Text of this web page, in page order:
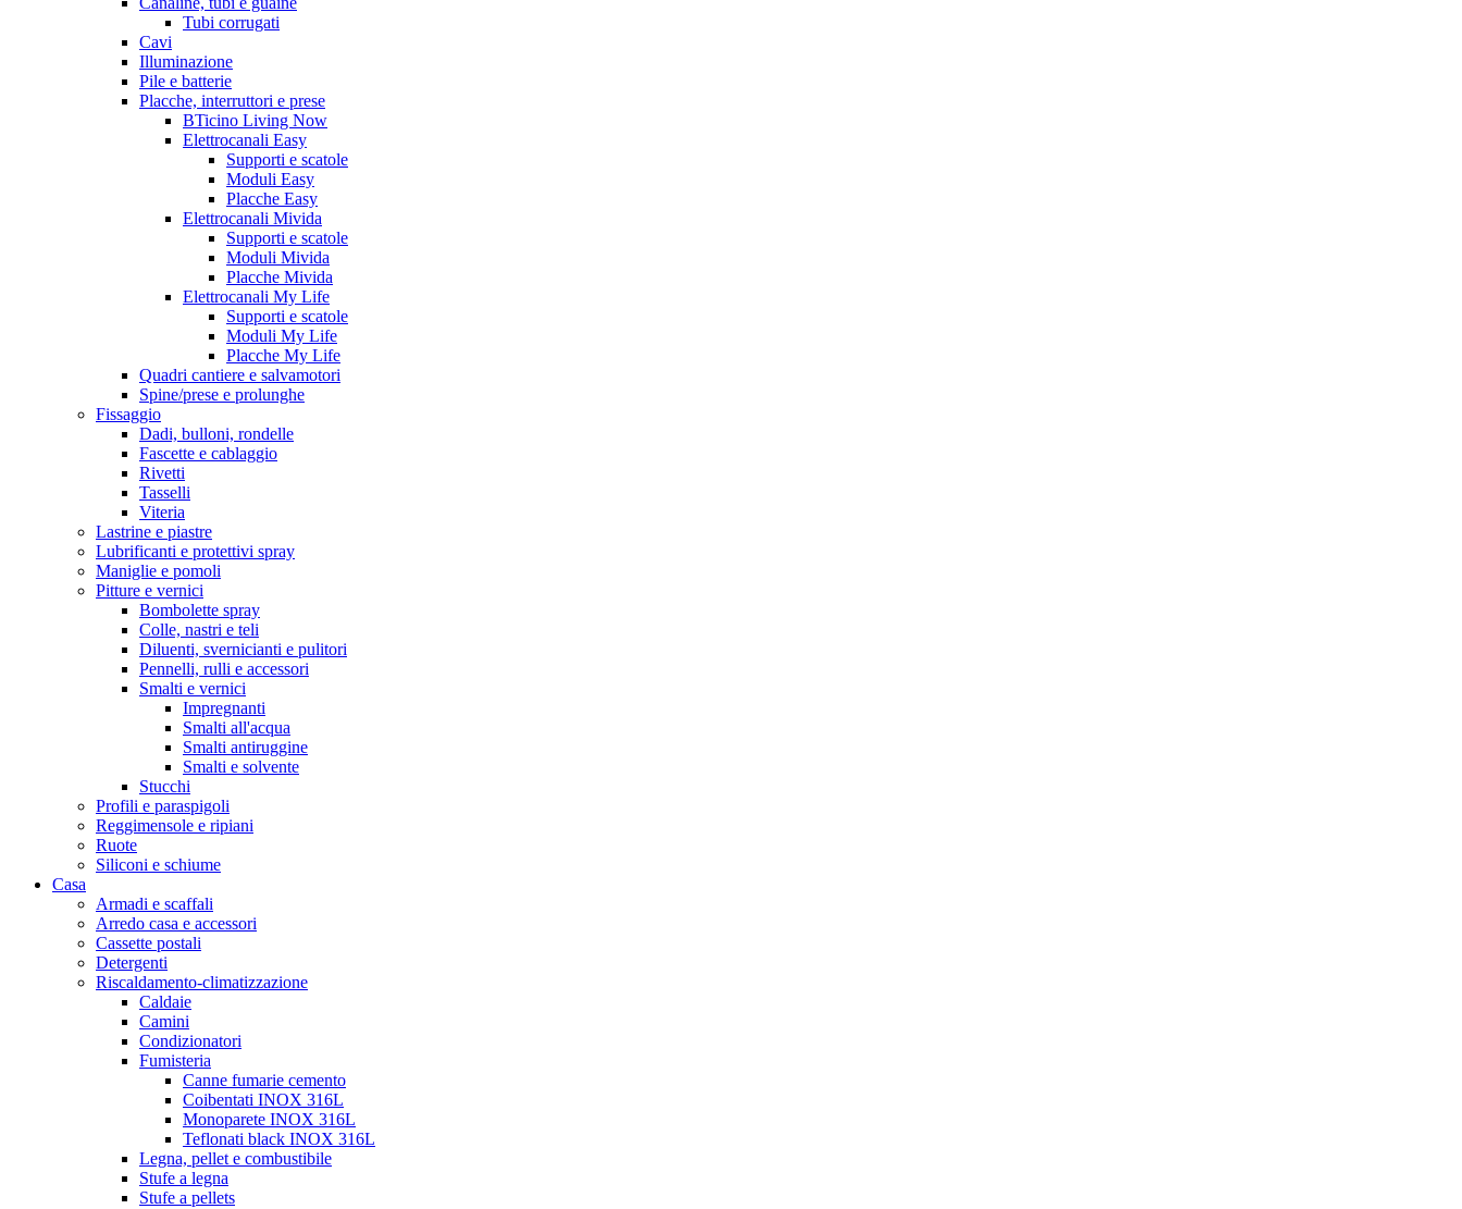
Tubi corrugati
Cavi
Illuminazione
Pile e batterie
Placche, interruttori e prese
BTicino Living Now
Elettrocanali Easy
Supporti e scatole
Moduli Easy
Placche Easy
Elettrocanali Mivida
Supporti e scatole
Moduli Mivida
Placche Mivida
Elettrocanali My Life
Supporti e scatole
Moduli My Life
Placche My Life
Quadri cantiere e salvamotori
Spine/prese e prolunghe
Fissaggio
Dadi, bulloni, rondelle
Fascette e cablaggio
Rivetti
Tasselli
Viteria
Lastrine e piastre
Lubrificanti e protettivi spray
Maniglie e pomoli
Pitture e vernici
Bombolette spray
Colle, nastri e teli
Diluenti, svernicianti e pulitori
Pennelli, rulli e accessori
Smalti e vernici
Impregnanti
Smalti all'acqua
Smalti antiruggine
Smalti e solvente
Stucchi
Profili e paraspigoli
Reggimensole e ripiani
Ruote
Siliconi e schiume
Casa
Armadi e scaffali
Arredo casa e accessori
Cassette postali
Detergenti
Riscaldamento-climatizzazione
Caldaie
Camini
Condizionatori
Fumisteria
Canne fumarie cemento
Coibentati INOX 316L
Monoparete INOX 316L
Teflonati black INOX 316L
Legna, pellet e combustibile
Stufe a legna
Stufe a pellets